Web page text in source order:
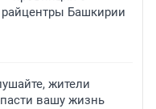
Башкирии
жители
вашу жизнь